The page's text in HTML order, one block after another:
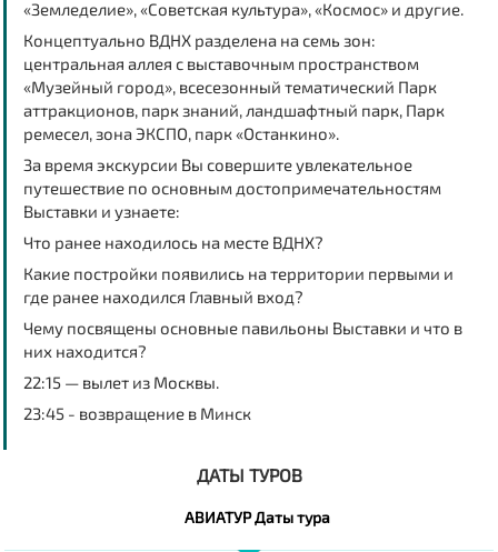
«Земледелие», «Советская культура», «Космос» и другие.
Концептуально ВДНХ разделена на семь зон:
центральная аллея с выставочным пространством
«Музейный город», всесезонный тематический Парк
аттракционов, парк знаний, ландшафтный парк, Парк
ремесел, зона ЭКСПО, парк «Останкино».
За время экскурсии Вы совершите увлекательное
путешествие по основным достопримечательностям
Выставки и узнаете:
Что ранее находилось на месте ВДНХ?
Какие постройки появились на территории первыми и
где ранее находился Главный вход?
Чему посвящены основные павильоны Выставки и что в
них находится?
22:15 — вылет из Москвы.
23:45 - возвращение в Минск
ДАТЫ ТУРОВ
АВИАТУР Даты тура